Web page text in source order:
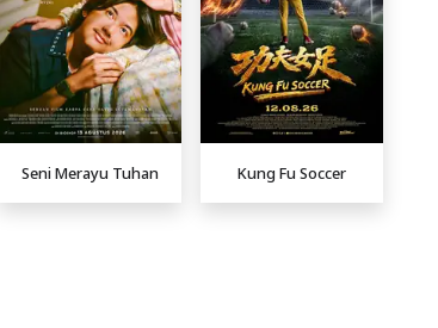
Seni Merayu Tuhan Kung Fu Soccer